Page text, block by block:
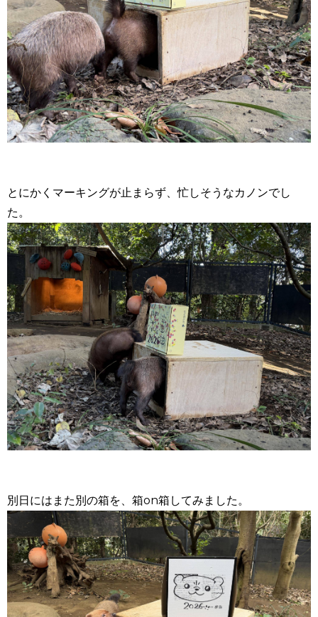
とにかくマーキングが止まらず、忙しそうなカノンでし
た。
別日にはまた別の箱を、箱on箱してみました。